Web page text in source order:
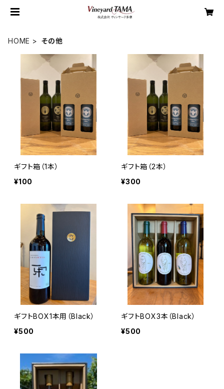
HOME その他
ギフト箱（1本）
¥100
ギフト箱（2本）
¥300
ギフトBOX1本用（Black）
¥500
ギフトBOX3本（Black）
¥500